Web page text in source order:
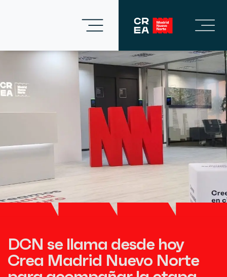
DCN se llama desde hoy
Crea Madrid Nuevo Norte